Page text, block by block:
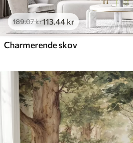
Standard
385.83 kr /m²
Premium vinyl
189.07kr113.44 kr
Charmerende skov